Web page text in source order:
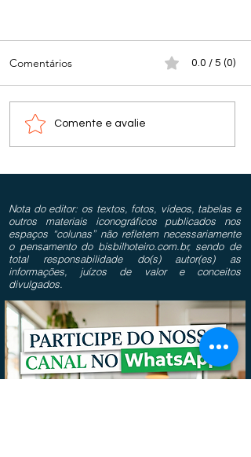
Comentários 0.0 / 5 (0)
Comente e avalie
Nota do editor: os textos, fotos, vídeos, tabelas e
outros materiais iconográficos publicados nos
espaços “colunas” não refletem necessariamente
o pensamento do bisbilhoteiro.com.br, sendo de
total responsabilidade do(s) autor(es) as
informações, juízos de valor e conceitos
divulgados.